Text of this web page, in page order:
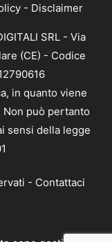
- Disclaimer
SRL - Via
(CE) - Codice
in quanto viene
può pertanto
sensi della legge
- Contattaci